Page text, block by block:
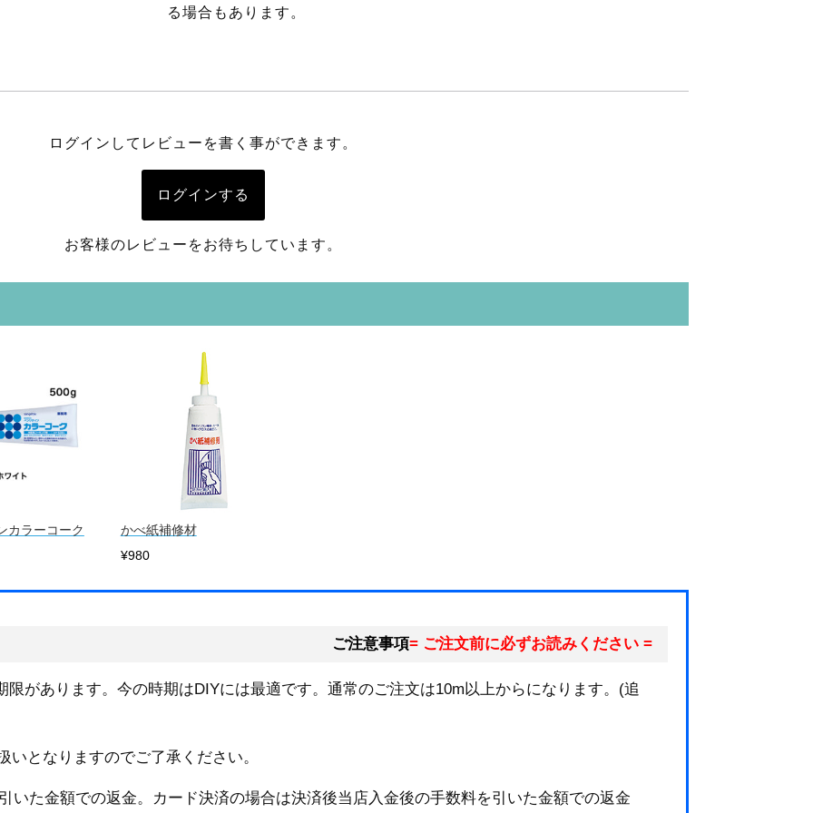
る場合もあります。
ログインしてレビューを書く事ができます。
ログインする
お客様のレビューをお待ちしています。
カラーコーク
かべ紙補修材
¥980
ご注意事項= ご注文前に必ずお読みください =
があります。今の時期はDIYには最適です。通常のご注文は10m以上からになります。(追
となりますのでご了承ください。
いた金額での返金。カード決済の場合は決済後当店入金後の手数料を引いた金額での返金